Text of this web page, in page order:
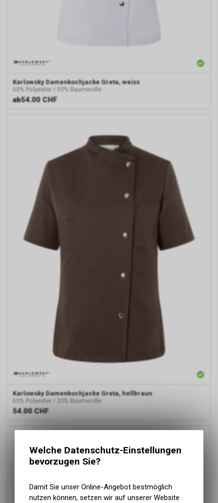
Karlowsky Damenkochjacke Greta, weiss
65% Polyester / 35% Baumwolle
ab54.00 CHF
Karlowsky Damenkochjacke Greta, hellbraun
65% Polyester / 35% Baumwolle
54.00 CHF
Welche Datenschutz-Einstellungen
bevorzugen Sie?
Damit Sie unser Online-Angebot bestmöglich
nutzen können, setzen wir auf unserer Website